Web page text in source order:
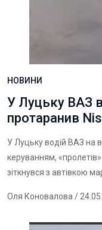
НОВИНИ
У Луцьку ВАЗ
протаранив
У Луцьку водій ВАЗ на
керуванням,
зіткнувся з автівкою
Оля Коновалова /